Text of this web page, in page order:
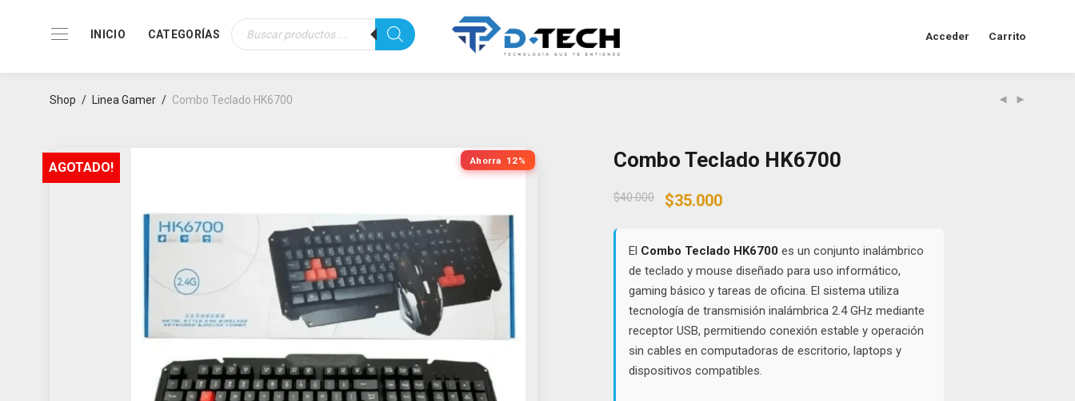
INICIO CATEGORÍAS
Búsqueda
de
Acceder Carrito
Shop / Linea Gamer / Combo Teclado HK6700
Ahorra 12%
AGOTADO! Combo Teclado HK6700
$40.000
Original
$40.000.
$35.000Current
$35.000.
El Combo Teclado HK6700 es un conjunto inalámbrico
de teclado y mouse diseñado para uso informático,
gaming básico y tareas de oficina. El sistema utiliza
tecnología de transmisión inalámbrica 2.4 GHz mediante
receptor USB, permitiendo conexión estable y operación
sin cables en computadoras de escritorio, laptops y
dispositivos compatibles.